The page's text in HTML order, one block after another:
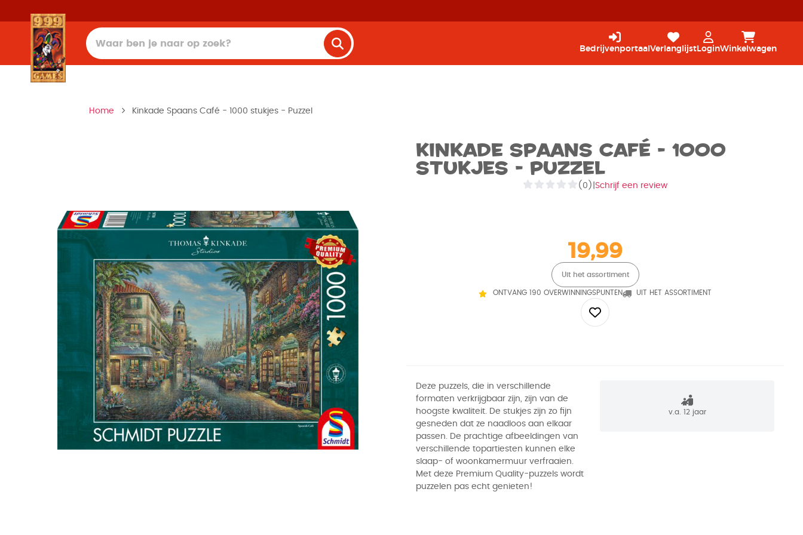
Bedrijvenportaal Verlanglijst LoginWinkelwagen
Home Kinkade Spaans Café - 1000 stukjes - Puzzel
Kinkade Spaans Café - 1000
stukjes - Puzzel
(0) Schrijf een review
19,99
Uit het assortiment
ONTVANG 190 OVERWINNINGSPUNTEN UIT HET ASSORTIMENT
Deze puzzels, die in verschillende
formaten verkrijgbaar zijn, zijn van de
hoogste kwaliteit. De stukjes zijn zo fijn
gesneden dat ze naadloos aan elkaar
passen. De prachtige afbeeldingen van
verschillende topartiesten kunnen elke
slaap- of woonkamermuur verfraaien.
Met deze Premium Quality-puzzels wordt
puzzelen pas echt genieten!
v.a. 12 jaar